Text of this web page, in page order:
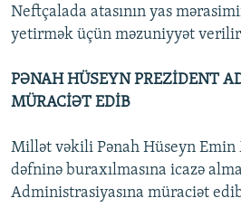
Neftçalada atasının yas
yetirmək üçün məzuniyyət
PƏNAH HÜSEYN PREZİDENT
MÜRACİƏT EDİB
Millət vəkili Pənah Hüseyn Emin
dəfninə buraxılmasına icazə
Administrasiyasına müraciət